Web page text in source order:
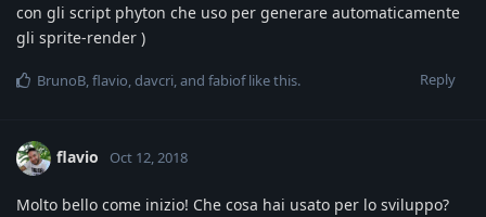
con gli script phyton che uso per generare automaticamente
gli sprite-render )
Reply
BrunoB,flavio,davcri, and fabioflike this.
flavio Oct 12, 2018
Molto bello come inizio! Che cosa hai usato per lo sviluppo?